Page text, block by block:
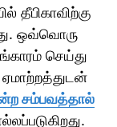
தீபிகாவிற்கு
ஒவ்வொரு
செய்து
சம்பவத்தால்